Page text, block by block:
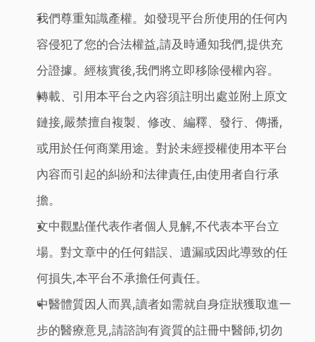
我們尊重知識產權。如發現平台所使用的任何內
容侵犯了您的合法權益,請及時通知我們,提供充
分證據。經核實後,我們將立即移除侵權內容。
轉載、引用本平台之內容須註明出處並附上原文
鏈接,嚴禁擅自複製、修改、編釋、發行、傳播,
或用於任何商業用途。對於未經授權使用本平台
內容而引起的糾紛和法律責任,由使用者自行承
擔。
文中觀點僅代表作者個人見解,不代表本平台立
場。對文章中的任何錯誤、遺漏或因此導致的任
何損失,本平台不承擔任何責任。
中醫體質因人而異,讀者如需就自身症狀獲取進一
步的醫療意見,請諮詢有資質的註冊中醫師,切勿